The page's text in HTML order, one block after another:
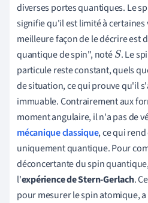
diverses portes quantiques. Le
signifie qu'il est limité à certaines
meilleure façon de le décrire est
quantique de spin", notéS. Le
particule reste constant, quels
de situation, ce qui prouve qu'il
immuable. Contrairement aux
moment angulaire, il n'a pas de
mécanique classique, ce qui
uniquement quantique. Pour
déconcertante du spin
l'expérience de Stern-Gerlach.
pour mesurer le spin atomique,